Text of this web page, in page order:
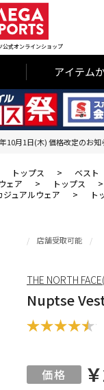
公式オンラインショップ
アイテム
10月1日(木) 価格改定のお知
トップス > ベスト
ェア > トップス >
ジュアルウェア > ト
店舗受取可能
Nuptse
THE NORTH